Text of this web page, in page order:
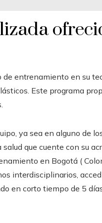
entrenamiento en su
Este programa
ya sea en alguno de
que cuente con su
en Bogotá (
interdisciplinarios,
en corto tiempo de 5